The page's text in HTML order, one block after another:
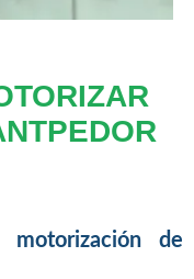
motorización de